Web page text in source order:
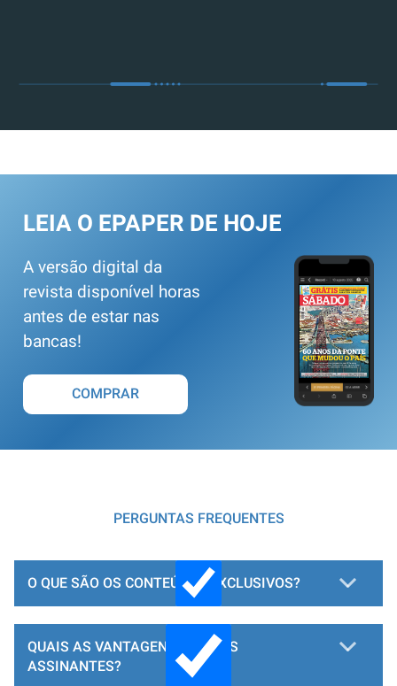
LEIA O EPAPER DE HOJE
A versão digital da
revista disponível horas
antes de estar nas
bancas!
COMPRAR
PERGUNTAS FREQUENTES
O QUE SÃO OS CONTEÚDOS EXCLUSIVOS?
QUAIS AS VANTAGENS PARA OS
ASSINANTES?